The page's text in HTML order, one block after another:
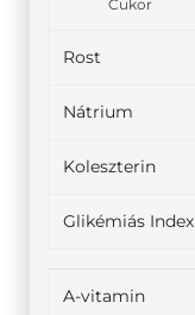
Cukor
Rost
Nátrium
Koleszterin
Glikémiás Index
A-vitamin